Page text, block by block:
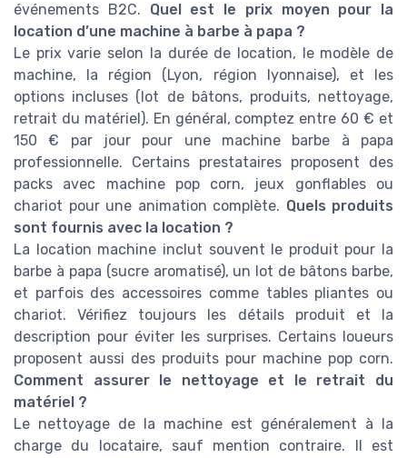
événements B2C. Quel est le prix moyen pour la
location d’une machine à barbe à papa ?
Le prix varie selon la durée de location, le modèle de
machine, la région (Lyon, région lyonnaise), et les
options incluses (lot de bâtons, produits, nettoyage,
retrait du matériel). En général, comptez entre 60 € et
150 € par jour pour une machine barbe à papa
professionnelle. Certains prestataires proposent des
packs avec machine pop corn, jeux gonflables ou
chariot pour une animation complète. Quels produits
sont fournis avec la location ?
La location machine inclut souvent le produit pour la
barbe à papa (sucre aromatisé), un lot de bâtons barbe,
et parfois des accessoires comme tables pliantes ou
chariot. Vérifiez toujours les détails produit et la
description pour éviter les surprises. Certains loueurs
proposent aussi des produits pour machine pop corn.
Comment assurer le nettoyage et le retrait du
matériel ?
Le nettoyage de la machine est généralement à la
charge du locataire, sauf mention contraire. Il est